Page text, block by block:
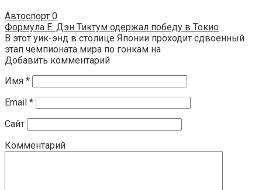
Автоспорт 0
Формула E: Дэн Тиктум одержал победу в Токио
В этот уик-энд в столице Японии проходит сдвоенный
этап чемпионата мира по гонкам на
Добавить комментарий
Имя *
Email *
Сайт
Комментарий